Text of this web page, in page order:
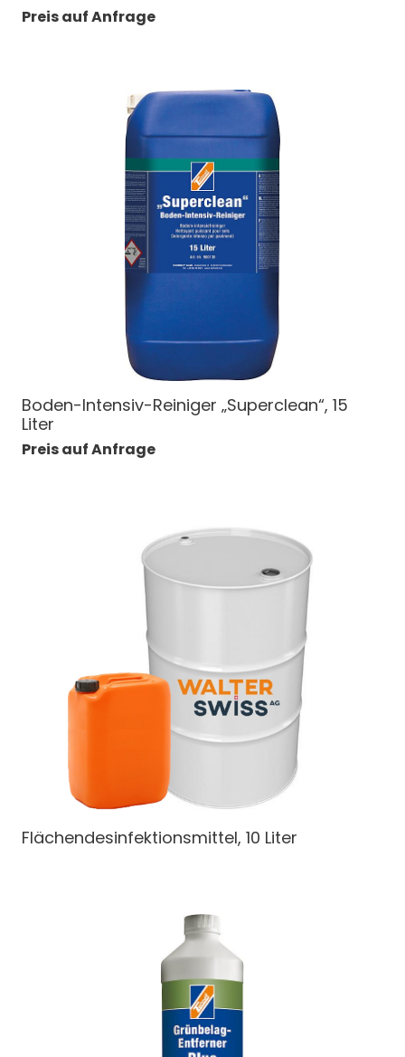
Preis auf Anfrage
Boden-Intensiv-Reiniger „Superclean“, 15
Liter
Preis auf Anfrage
Flächendesinfektionsmittel, 10 Liter